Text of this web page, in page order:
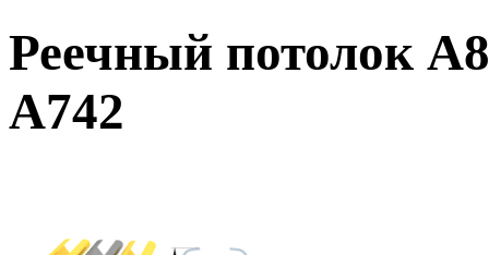
Реечный потолок
A742